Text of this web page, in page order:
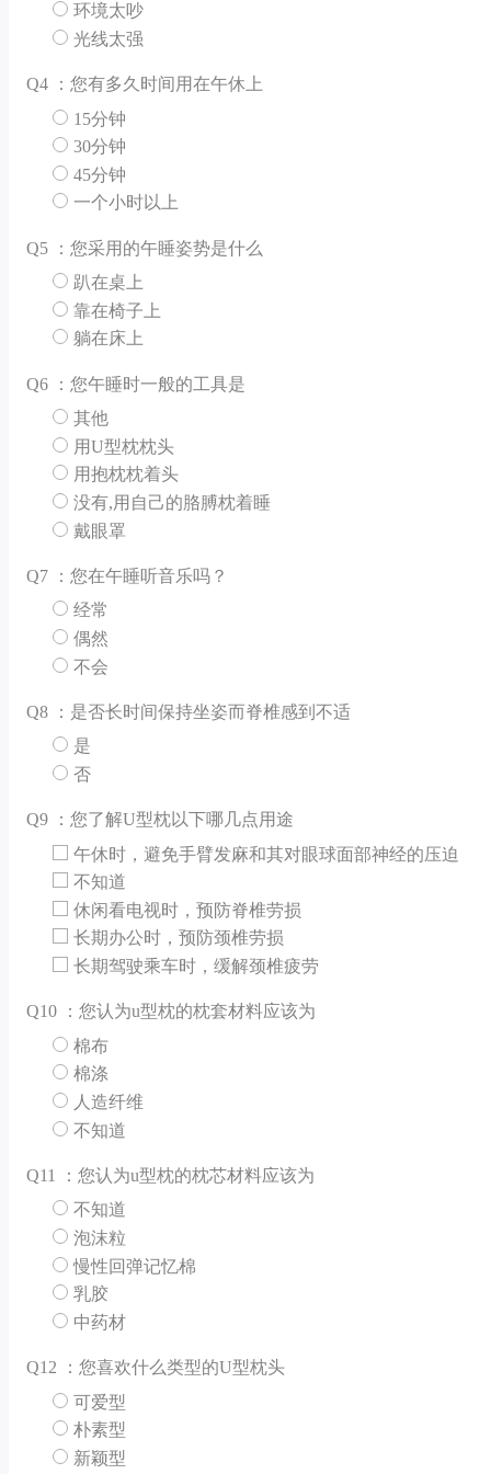
环境太吵
光线太强
Q4 ：您有多久时间用在午休上
15分钟
30分钟
45分钟
一个小时以上
Q5 ：您采用的午睡姿势是什么
趴在桌上
靠在椅子上
躺在床上
Q6 ：您午睡时一般的工具是
其他
用U型枕枕头
用抱枕枕着头
没有,用自己的胳膊枕着睡
戴眼罩
Q7 ：您在午睡听音乐吗？
经常
偶然
不会
Q8 ：是否长时间保持坐姿而脊椎感到不适
是
否
Q9 ：您了解U型枕以下哪几点用途
午休时，避免手臂发麻和其对眼球面部神经的压迫
不知道
休闲看电视时，预防脊椎劳损
长期办公时，预防颈椎劳损
长期驾驶乘车时，缓解颈椎疲劳
Q10 ：您认为u型枕的枕套材料应该为
棉布
棉涤
人造纤维
不知道
Q11 ：您认为u型枕的枕芯材料应该为
不知道
泡沫粒
慢性回弹记忆棉
乳胶
中药材
Q12 ：您喜欢什么类型的U型枕头
可爱型
朴素型
新颖型